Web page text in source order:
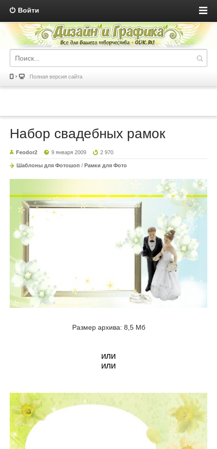
Войти
Полная версия сайта
Набор свадебных рамок
Feodor2 9 января 2009 2 970
Шаблоны для Фотошоп / Рамки для Фото
Размер архива: 8,5 Мб
ИЛИ
ИЛИ